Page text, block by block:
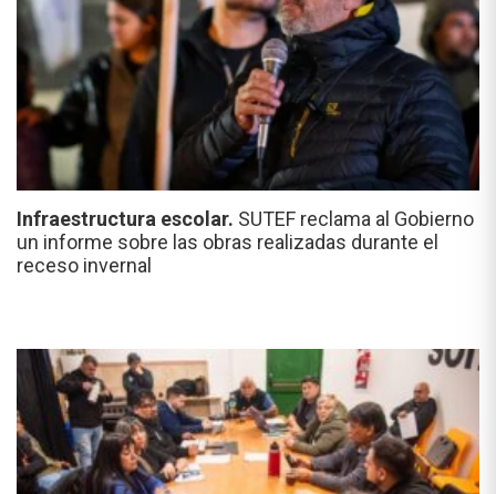
Infraestructura escolar. SUTEF reclama al Gobierno
un informe sobre las obras realizadas durante el
receso invernal